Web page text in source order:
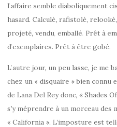
l’affaire semble diaboliquement
hasard. Calculé, rafistolé,
projeté, vendu, emballé. Prêt à
d’exemplaires. Prêt à être gobé.
L’autre jour, un peu lasse, je me
chez un « disquaire » bien connu
de Lana Del Rey donc, « Shades
s’y méprendre à un morceau des
« California ». L’imposture est